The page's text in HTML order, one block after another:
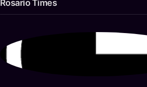
Rosario Times